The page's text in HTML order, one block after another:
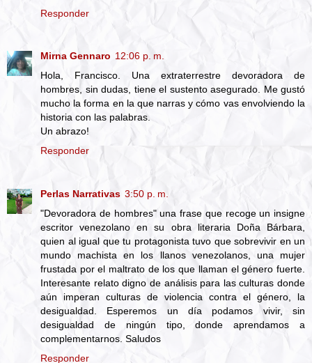
Responder
Mirna Gennaro 12:06 p. m.
Hola, Francisco. Una extraterrestre devoradora de
hombres, sin dudas, tiene el sustento asegurado. Me gustó
mucho la forma en la que narras y cómo vas envolviendo la
historia con las palabras.
Un abrazo!
Responder
Perlas Narrativas 3:50 p. m.
"Devoradora de hombres" una frase que recoge un insigne
escritor venezolano en su obra literaria Doña Bárbara,
quien al igual que tu protagonista tuvo que sobrevivir en un
mundo machista en los llanos venezolanos, una mujer
frustada por el maltrato de los que llaman el género fuerte.
Interesante relato digno de análisis para las culturas donde
aún imperan culturas de violencia contra el género, la
desigualdad. Esperemos un día podamos vivir, sin
desigualdad de ningún tipo, donde aprendamos a
complementarnos. Saludos
Responder